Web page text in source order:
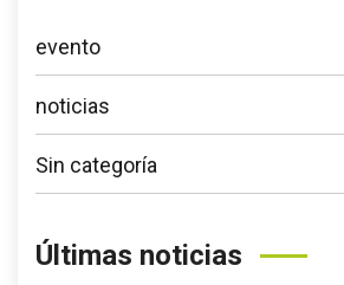
evento
noticias
Sin categoría
Últimas noticias